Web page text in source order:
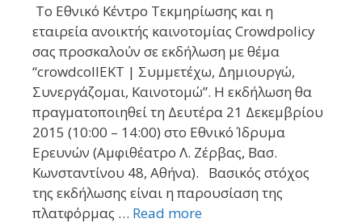
Το Εθνικό Κέντρο Τεκμηρίωσης και η
εταιρεία ανοικτής καινοτομίας Crowdpolicy
σας προσκαλούν σε εκδήλωση με θέμα
“crowdcollEKT | Συμμετέχω, Δημιουργώ,
Συνεργάζομαι, Καινοτομώ”. Η εκδήλωση θα
πραγματοποιηθεί τη Δευτέρα 21 Δεκεμβρίου
2015 (10:00 – 14:00) στο Εθνικό Ίδρυμα
Ερευνών (Αμφιθέατρο Λ. Ζέρβας, Βασ.
Κωνσταντίνου 48, Αθήνα). Βασικός στόχος
της εκδήλωσης είναι η παρουσίαση της
πλατφόρμας … Read more